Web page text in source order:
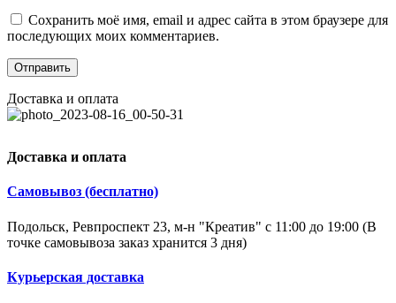
Сохранить моё имя, email и адрес сайта в этом браузере для
последующих моих комментариев.
Доставка и оплата
Доставка и оплата
Самовывоз (бесплатно)
Подольск, Ревпроспект 23, м-н "Креатив" с 11:00 до 19:00 (В
точке самовывоза заказ хранится 3 дня)
Курьерская доставка